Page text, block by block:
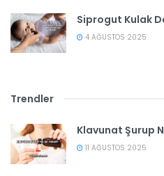
Siprogut Kulak
4 AĞUSTOS 2025
Trendler
Klavunat Şurup
11 AĞUSTOS 2025